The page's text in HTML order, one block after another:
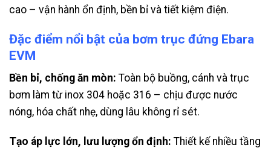
cao – vận hành ổn định, bền bỉ và tiết kiệm điện.
Đặc điểm nổi bật của bơm trục đứng Ebara
EVM
Bền bỉ, chống ăn mòn: Toàn bộ buồng, cánh và trục
bơm làm từ inox 304 hoặc 316 – chịu được nước
nóng, hóa chất nhẹ, dùng lâu không rỉ sét.
Tạo áp lực lớn, lưu lượng ổn định: Thiết kế nhiều tầng